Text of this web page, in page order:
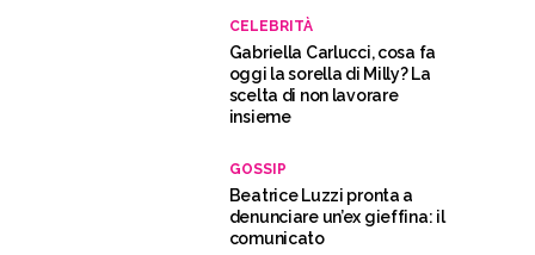
CELEBRITÀ
Gabriella Carlucci, cosa fa
oggi la sorella di Milly? La
scelta di non lavorare
insieme
GOSSIP
Beatrice Luzzi pronta a
denunciare un’ex gieffina: il
comunicato